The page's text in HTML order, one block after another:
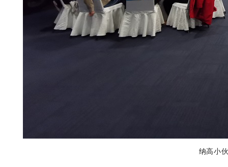
纳高小